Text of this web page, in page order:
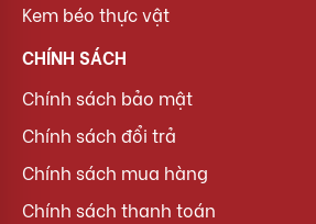
Kem béo thực vật
CHÍNH SÁCH
Chính sách bảo mật
Chính sách đổi trả
Chính sách mua hàng
Chính sách thanh toán